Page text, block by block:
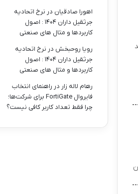
اهورا صادقیان در نرخ اتحادیه
جرثقیل داران ۱۴۰۴ : اصول
کاربردها و مثال های صنعتی
رویا روحبخش در نرخ اتحادیه
جرثقیل داران ۱۴۰۴ : اصول
کاربردها و مثال های صنعتی
رهام لاله زار در راهنمای انتخاب
فایروال FortiGate برای شرکت‌ها؛
چرا فقط تعداد کاربر کافی نیست؟